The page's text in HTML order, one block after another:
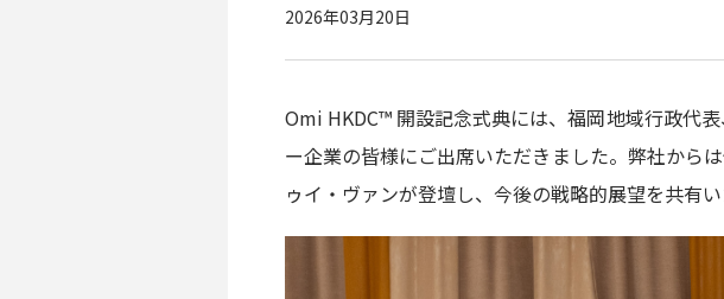
2026年03月20日
Omi HKDC™ 開設記念式典には、福岡地域行政代
ー企業の皆様にご出席いただきました。弊社から
ゥイ・ヴァンが登壇し、今後の戦略的展望を共有い